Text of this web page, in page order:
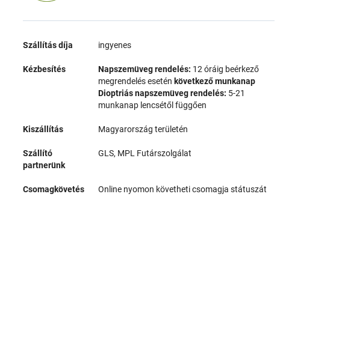
Szállítás díja ingyenes
Kézbesítés Napszemüveg rendelés: 12 óráig beérkező
megrendelés esetén következő munkanap
Dioptriás napszemüveg rendelés: 5-21
munkanap lencsétől függően
Kiszállítás Magyarország területén
Szállító
partnerünk
GLS, MPL Futárszolgálat
Csomagkövetés Online nyomon követheti csomagja státuszát